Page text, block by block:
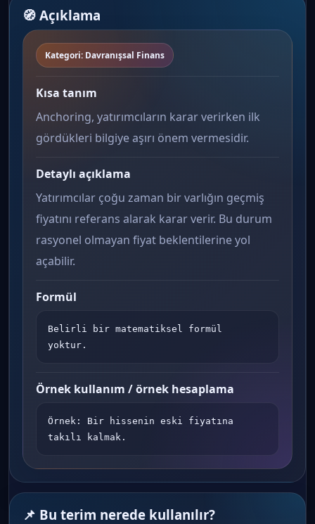
🧭 Açıklama
Kategori: Davranışsal Finans
Kısa tanım
Anchoring, yatırımcıların karar verirken ilk
gördükleri bilgiye aşırı önem vermesidir.
Detaylı açıklama
Yatırımcılar çoğu zaman bir varlığın geçmiş
fiyatını referans alarak karar verir. Bu durum
rasyonel olmayan fiyat beklentilerine yol
açabilir.
Formül
Belirli bir matematiksel formül
yoktur.
Örnek kullanım / örnek hesaplama
Örnek: Bir hissenin eski fiyatına
takılı kalmak.
📌 Bu terim nerede kullanılır?